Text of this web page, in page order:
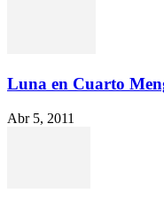
Luna en Cuarto
Abr 5, 2011